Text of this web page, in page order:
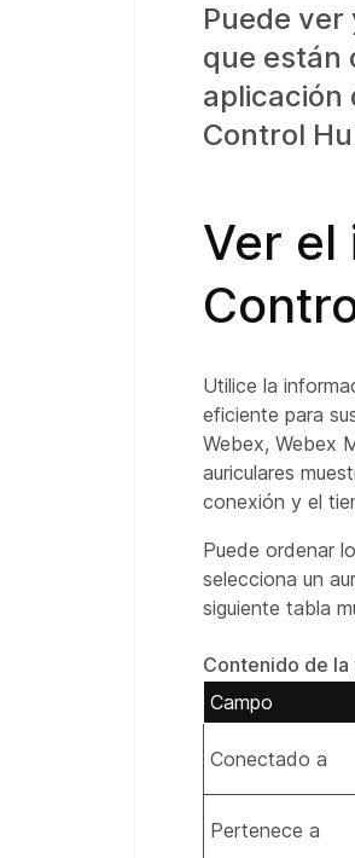
Puede
que están
aplicación
Control
Ver el
Utilice la
eficiente para
Webex, Webex
auriculares
conexión y el
Puede ordenar
selecciona un
siguiente tabla
Contenido de la
Campo
Conectado a
Pertenece a